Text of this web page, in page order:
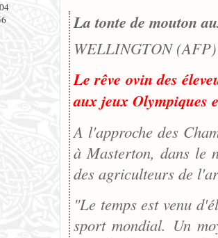
La tonte de mouton
WELLINGTON
Le rêve ovin des
aux jeux Olympiques
A l'approche des
à Masterton, dans le
des agriculteurs de
"Le temps est venu
sport mondial. Un